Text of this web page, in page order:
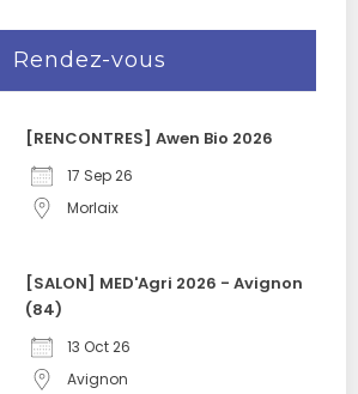
Rendez-vous
[RENCONTRES] Awen Bio 2026
17 Sep 26
Morlaix
[SALON] MED'Agri 2026 - Avignon
(84)
13 Oct 26
Avignon